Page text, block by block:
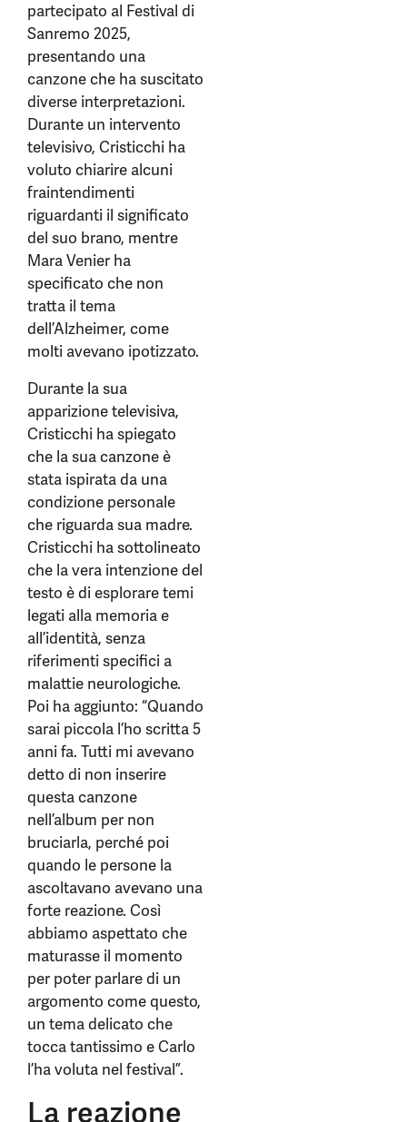
partecipato al Festival di
Sanremo 2025,
presentando una
canzone che ha suscitato
diverse interpretazioni.
Durante un intervento
televisivo, Cristicchi ha
voluto chiarire alcuni
fraintendimenti
riguardanti il significato
del suo brano, mentre
Mara Venier ha
specificato che non
tratta il tema
dell’Alzheimer, come
molti avevano ipotizzato.
Durante la sua
apparizione televisiva,
Cristicchi ha spiegato
che la sua canzone è
stata ispirata da una
condizione personale
che riguarda sua madre.
Cristicchi ha sottolineato
che la vera intenzione del
testo è di esplorare temi
legati alla memoria e
all’identità, senza
riferimenti specifici a
malattie neurologiche.
Poi ha aggiunto: “Quando
sarai piccola l’ho scritta 5
anni fa. Tutti mi avevano
detto di non inserire
questa canzone
nell’album per non
bruciarla, perché poi
quando le persone la
ascoltavano avevano una
forte reazione. Così
abbiamo aspettato che
maturasse il momento
per poter parlare di un
argomento come questo,
un tema delicato che
tocca tantissimo e Carlo
l’ha voluta nel festival”.
La reazione